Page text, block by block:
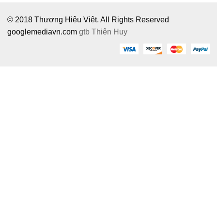
© 2018 Thương Hiệu Việt. All Rights Reserved
googlemediavn.com gtb Thiên Huy